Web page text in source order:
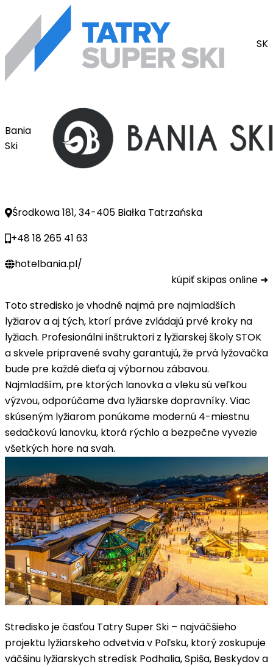
SK
Bania
Ski
Środkowa 181, 34-405 Białka Tatrzańska
+48 18 265 41 63
hotelbania.pl/
kúpiť skipas online ➜
Toto stredisko je vhodné najmä pre najmladších
lyžiarov a aj tých, ktorí práve zvládajú prvé kroky na
lyžiach. Profesionálni inštruktori z lyžiarskej školy STOK
a skvele pripravené svahy garantujú, že prvá lyžovačka
bude pre každé dieťa aj výbornou zábavou.
Najmladším, pre ktorých lanovka a vleku sú veľkou
výzvou, odporúčame dva lyžiarske dopravníky. Viac
skúseným lyžiarom ponúkame modernú 4-miestnu
sedačkovú lanovku, ktorá rýchlo a bezpečne vyvezie
všetkých hore na svah.
Stredisko je časťou Tatry Super Ski – najväčšieho
projektu lyžiarskeho odvetvia v Poľsku, ktorý zoskupuje
väčšinu lyžiarskych stredísk Podhalia, Spiša, Beskydov a